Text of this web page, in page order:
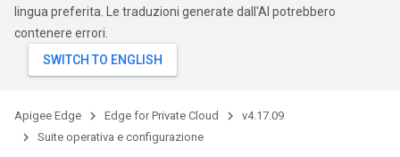
lingua preferita. Le traduzioni generate dall'AI potrebbero
contenere errori.
Apigee Edge Edge for Private Cloud
v4.17.09
Suite operativa e configurazione